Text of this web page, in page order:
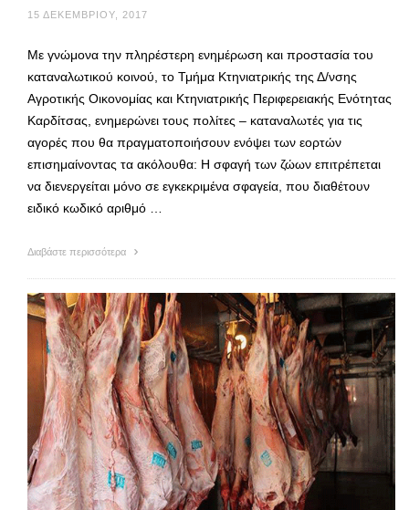
15 ΔΕΚΕΜΒΡΊΟΥ, 2017
Με γνώμονα την πληρέστερη ενημέρωση και προστασία του
καταναλωτικού κοινού, το Τμήμα Κτηνιατρικής της Δ/νσης
Αγροτικής Οικονομίας και Κτηνιατρικής Περιφερειακής Ενότητας
Καρδίτσας, ενημερώνει τους πολίτες – καταναλωτές για τις
αγορές που θα πραγματοποιήσουν ενόψει των εορτών
επισημαίνοντας τα ακόλουθα: Η σφαγή των ζώων επιτρέπεται
να διενεργείται μόνο σε εγκεκριμένα σφαγεία, που διαθέτουν
ειδικό κωδικό αριθμό …
Διαβάστε περισσότερα